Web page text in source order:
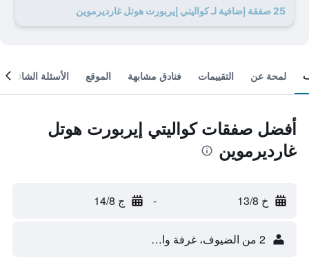
25 صفقة إضافية لـ كواليتي إيربورت هوتل غارديرموين
لمحة عن التقييمات فنادق مشابهة الموقع الأسئلة الشائعة
أفضل صفقات كواليتي إيربورت هوتل
غارديرموين
خ 13/8 - ج 14/8
2 من الضيوف، غرفة واحدة